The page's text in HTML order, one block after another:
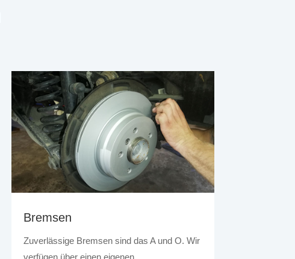
Bremsen
Zuverlässige Bremsen sind das A und O. Wir
verfügen über einen eigenen